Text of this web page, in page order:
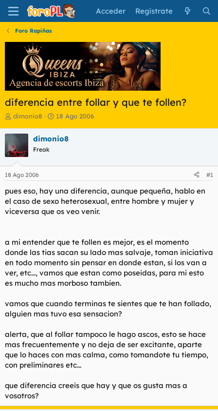
Acceder Regístrate
Foro Rapiñas
diferencia entre follar y que te follen?
I
i
i
a
d
o
d
e
l
a
dimonio8
F
h
e
i
c
i
18 Ago 2006
dimonio8
Freak
18 Ago 2006 #1
pues eso, hay una diferencia, aunque pequeña, hablo en
el caso de sexo heterosexual, entre hombre y mujer y
viceversa que os veo venir.
a mi entender que te follen es mejor, es el momento
donde las tias sacan su lado mas salvaje, toman iniciativa
en todo momento sin pensar en donde estan, si los van a
ver, etc..., vamos que estan como poseidas, para mi esto
es mucho mas morboso tambien.
vamos que cuando terminas te sientes que te han follado,
alguien mas tuvo esa sensacion?
alerta, que al follar tampoco le hago ascos, esto se hace
mas frecuentemente y no deja de ser excitante, aparte
que lo haces con mas calma, como tomandote tu tiempo,
con preliminares etc...
que diferencia creeis que hay y que os gusta mas a
vosotros?